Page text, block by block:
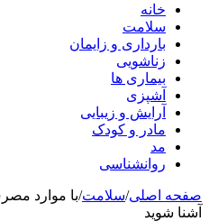
خانه
سلامت
بارداری و زایمان
زناشویی
بیماری ها
آشپزی
آرایش و زیبایی
مادر و کودک
مد
روانشناسی
صفحه اصلی/سلامت/با موارد
آشنا شوید